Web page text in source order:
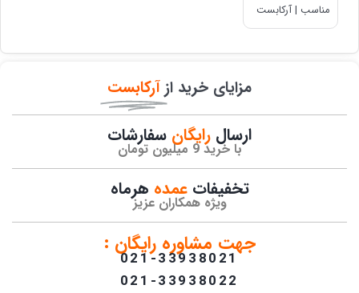
مناسب | آرکابست
مزایای خرید از آرکابست
ارسال رایگان سفارشات​
با خرید 9 میلیون تومان
تخفیفاتعمده هرماه
ویژه همکاران عزیز
جهت مشاوره رایگان :
021-33938021
021-33938022